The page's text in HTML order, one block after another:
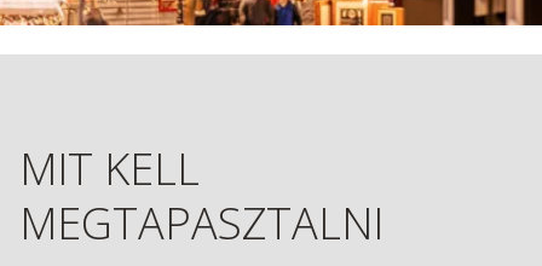
MIT KELL
MEGTAPASZTALNI